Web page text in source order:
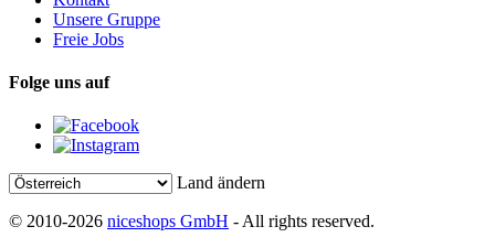
Unsere Gruppe
Freie Jobs
Folge uns auf
Land ändern
© 2010-2026 niceshops GmbH - All rights reserved.